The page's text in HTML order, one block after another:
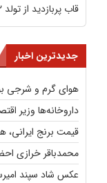
قاب پربازدید از تولد ۲۲ سالگی سارا و نیکای پایتخت
جدیدترین اخبار
هوای گرم و شرجی
داروخانه‌ها وزیر
قیمت برنج ایرانی،
محمدباقر خرازی
عکس شاد سپند